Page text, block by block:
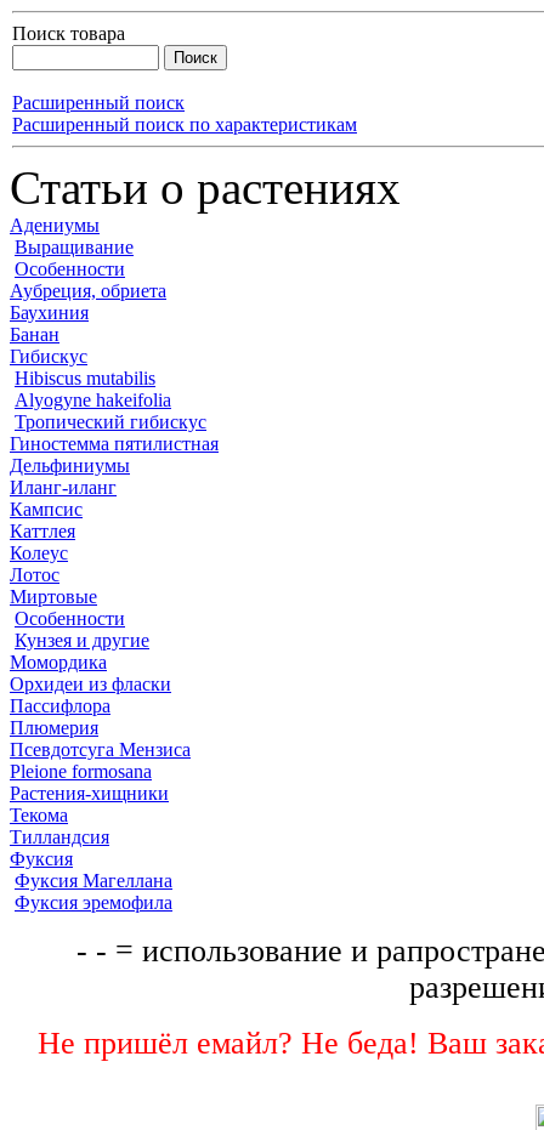
Поиск товара
Расширенный поиск
Расширенный поиск по характеристикам
Статьи о растениях
Адениумы
Выращивание
Особенности
Аубреция, обриета
Баухиния
Банан
Гибискус
Hibiscus mutabilis
Alyogyne hakeifolia
Тропический гибискус
Гиностемма пятилистная
Дельфиниумы
Иланг-иланг
Кампсис
Каттлея
Колеус
Лотос
Миртовые
Особенности
Кунзея и другие
Момордика
Орхидеи из фласки
Пассифлора
Плюмерия
Псевдотсуга Мензиса
Pleione formosana
Растения-хищники
Текома
Тилландсия
Фуксия
Фуксия Магеллана
Фуксия эремофила
- - = использование и
Не пришёл емайл? Не беда! Ваш